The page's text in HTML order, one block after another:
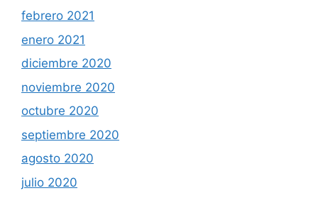
febrero 2021
enero 2021
diciembre 2020
noviembre 2020
octubre 2020
septiembre 2020
agosto 2020
julio 2020